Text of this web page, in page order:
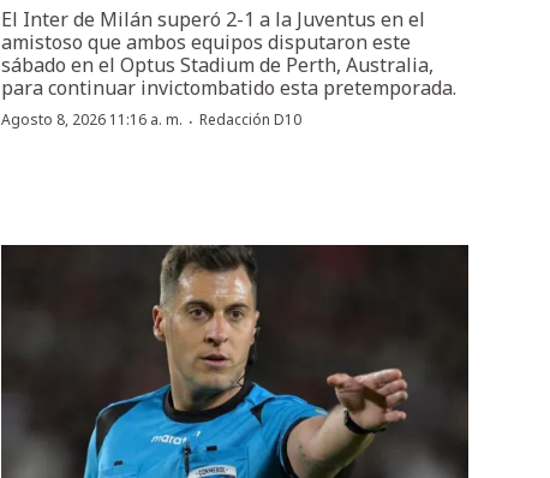
El Inter de Milán superó 2-1 a la Juventus en el
amistoso que ambos equipos disputaron este
sábado en el Optus Stadium de Perth, Australia,
para continuar invictombatido esta pretemporada.
Agosto 8, 2026 11:16 a. m. · Redacción D10